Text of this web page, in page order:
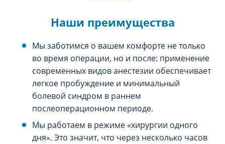
Наши преимущества
Мы заботимся о вашем комфорте не только
во время операции, но и после: применение
современных видов анестезии обеспечивает
легкое пробуждение и минимальный
болевой синдром в раннем
послеоперационном периоде.
Мы работаем в режиме «хирургии одного
дня». Это значит, что через несколько часов